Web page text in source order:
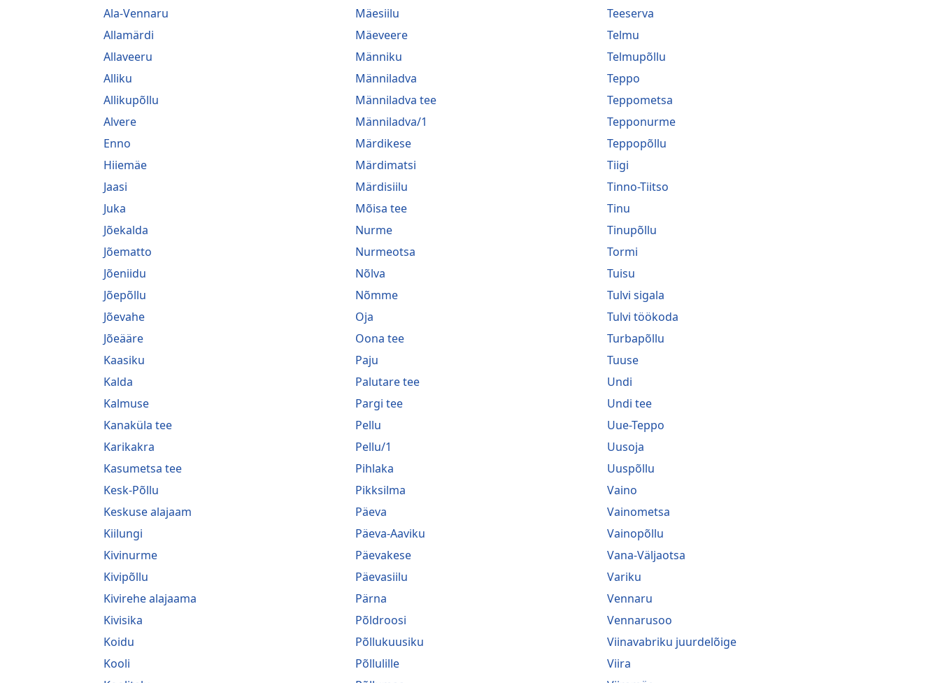
Ala-Vennaru
Allamärdi
Allaveeru
Alliku
Allikupõllu
Alvere
Enno
Hiiemäe
Jaasi
Juka
Jõekalda
Jõematto
Jõeniidu
Jõepõllu
Jõevahe
Jõeääre
Kaasiku
Kalda
Kalmuse
Kanaküla tee
Karikakra
Kasumetsa tee
Kesk-Põllu
Keskuse alajaam
Kiilungi
Kivinurme
Kivipõllu
Kivirehe alajaama
Kivisika
Koidu
Kooli
Mäesiilu
Mäeveere
Männiku
Männiladva
Männiladva tee
Männiladva/1
Märdikese
Märdimatsi
Märdisiilu
Mõisa tee
Nurme
Nurmeotsa
Nõlva
Nõmme
Oja
Oona tee
Paju
Palutare tee
Pargi tee
Pellu
Pellu/1
Pihlaka
Pikksilma
Päeva
Päeva-Aaviku
Päevakese
Päevasiilu
Pärna
Põldroosi
Põllukuusiku
Põllulille
Teeserva
Telmu
Telmupõllu
Teppo
Teppometsa
Tepponurme
Teppopõllu
Tiigi
Tinno-Tiitso
Tinu
Tinupõllu
Tormi
Tuisu
Tulvi sigala
Tulvi töökoda
Turbapõllu
Tuuse
Undi
Undi tee
Uue-Teppo
Uusoja
Uuspõllu
Vaino
Vainometsa
Vainopõllu
Vana-Väljaotsa
Variku
Vennaru
Vennarusoo
Viinavabriku juurdelõige
Viira